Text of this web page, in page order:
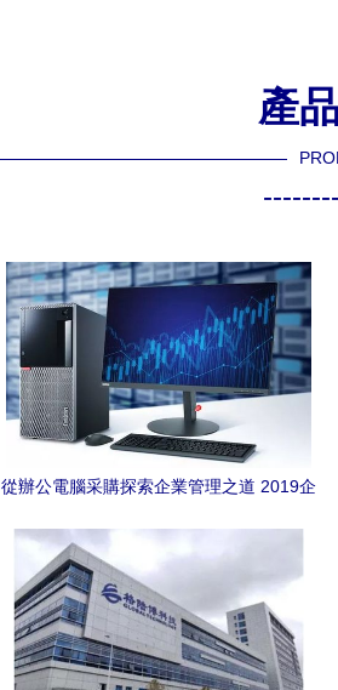
產
從辦公電腦采購探索企業管理之道 2019企